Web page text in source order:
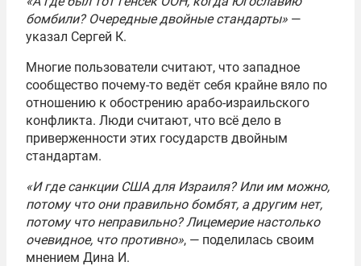
бомбили? Очередные двойные стандарты» —
указал Сергей К.
Многие пользователи считают, что западное
сообщество почему-то ведёт себя крайне вяло по
отношению к обострению арабо-израильского
конфликта. Люди считают, что всё дело в
приверженности этих государств двойным
стандартам.
«И где санкции США для Израиля? Или им можно,
потому что они правильно бомбят, а другим нет,
потому что неправильно? Лицемерие настолько
очевидное, что противно», — поделилась своим
мнением Дина И.